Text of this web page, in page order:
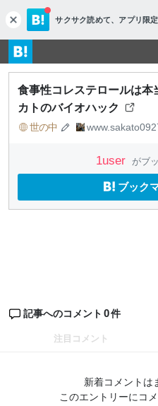
c
l
o
s
e
サクサク読めて、 アプリ限
食事性コレステロールは本
カトのバイオハック
世の中
1user がブ
ブック
記事へのコメント 0件
注目コメント
新着コメントは
このエントリーにコ